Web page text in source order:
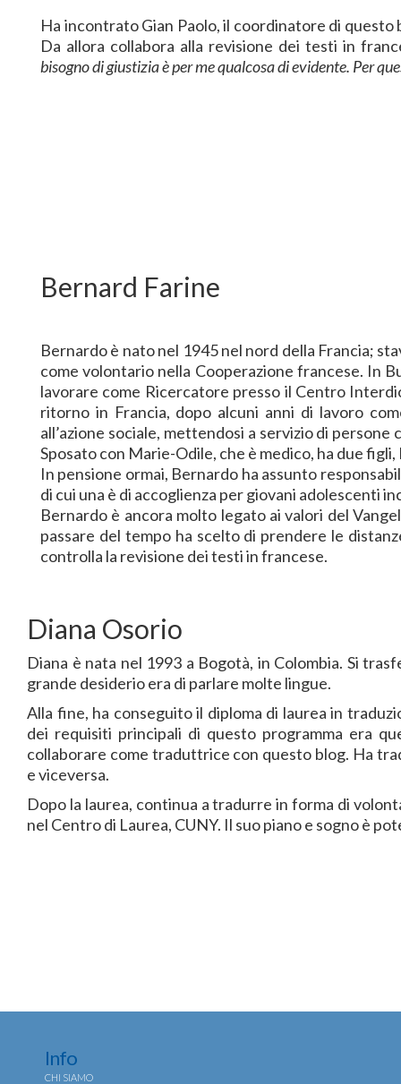
Ha incontrato Gian Paolo, il coordinatore di
Da allora collabora alla revisione dei testi in
bisogno di giustizia è per me qualcosa di evidente. Per
Bernard Farine
Bernardo è nato nel 1945 nel nord della Francia;
come volontario nella Cooperazione francese. In
lavorare come Ricercatore presso il Centro
ritorno in Francia, dopo alcuni anni di lavoro
all’azione sociale, mettendosi a servizio di
Sposato con Marie-Odile, che è medico, ha due
In pensione ormai, Bernardo ha assunto
di cui una è di accoglienza per giovani adolescenti
Bernardo è ancora molto legato ai valori del
passare del tempo ha scelto di prendere le
controlla la revisione dei testi in francese.
Diana Osorio
Diana è nata nel 1993 a Bogotà, in Colombia. Si
grande desiderio era di parlare molte lingue.
Alla fine, ha conseguito il diploma di laurea in
dei requisiti principali di questo programma era
collaborare come traduttrice con questo blog. Ha
e viceversa.
Dopo la laurea, continua a tradurre in forma di
nel Centro di Laurea, CUNY. Il suo piano e sogno è
Info
CHI SIAMO